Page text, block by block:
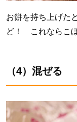
お餅を持ち上げた
ど！ これならこぼ
（4）混ぜる